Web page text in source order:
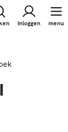
Inloggen menu